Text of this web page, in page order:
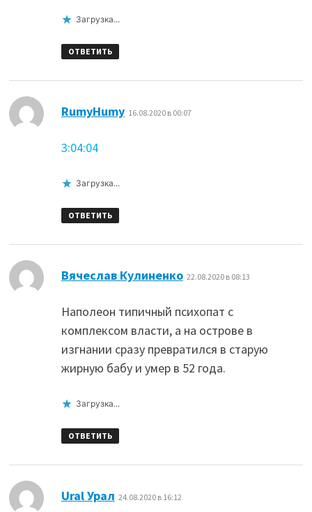
Загрузка...
ОТВЕТИТЬ
RumyHumy: 16.08.2020 в 00:07
3:04:04
Загрузка...
ОТВЕТИТЬ
Вячеслав Кулиненко: 22.08.2020 в 08:13
Наполеон типичный психопат с
комплексом власти, а на острове в
изгнании сразу превратился в старую
жирную бабу и умер в 52 года.
Загрузка...
ОТВЕТИТЬ
Ural Урал 24.08.2020 в 16:12